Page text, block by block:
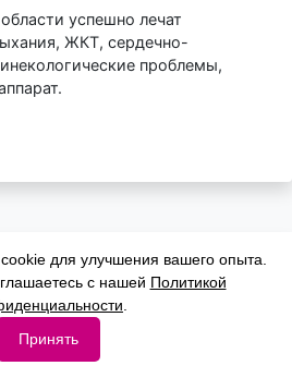
успешно лечат
ЖКТ, сердечно-
проблемы,
успешно лечат заболевания:
ЖКТ, сердечно-сосудистая
для улучшения вашего опыта.
с нашей Политикой
Принять